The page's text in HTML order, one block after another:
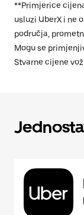
**Primjerice
usluzi UberX i ne
područja,
Mogu se
Stvarne cijene